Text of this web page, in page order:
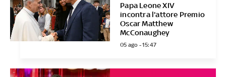
Papa Leone XIV
incontra l'attore Premio
Oscar Matthew
McConaughey
05 ago - 15:47